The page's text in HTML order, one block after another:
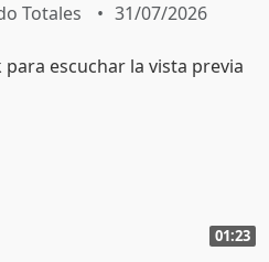
Totales 31/07/2026
01:23